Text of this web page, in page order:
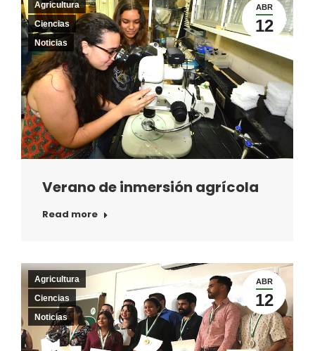
ABR
12
Agricultura
Ciencias
Noticias
Verano de inmersión agrícola
Read more
ABR
12
Agricultura
Ciencias
Noticias